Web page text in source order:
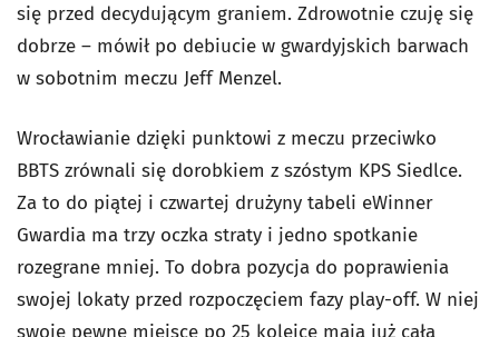
się przed decydującym graniem. Zdrowotnie czuję się
dobrze – mówił po debiucie w gwardyjskich barwach
w sobotnim meczu Jeff Menzel.
Wrocławianie dzięki punktowi z meczu przeciwko
BBTS zrównali się dorobkiem z szóstym KPS Siedlce.
Za to do piątej i czwartej drużyny tabeli eWinner
Gwardia ma trzy oczka straty i jedno spotkanie
rozegrane mniej. To dobra pozycja do poprawienia
swojej lokaty przed rozpoczęciem fazy play-off. W niej
swoje pewne miejsce po 25 kolejce mają już cała